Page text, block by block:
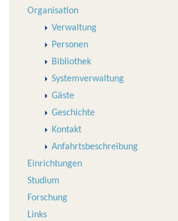
Organisation
Verwaltung
Personen
Bibliothek
Systemverwaltung
Gäste
Geschichte
Kontakt
Anfahrtsbeschreibung
Einrichtungen
Studium
Forschung
Links